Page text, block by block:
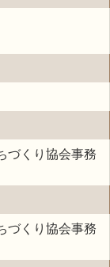
づくり協会事務
づくり協会事務